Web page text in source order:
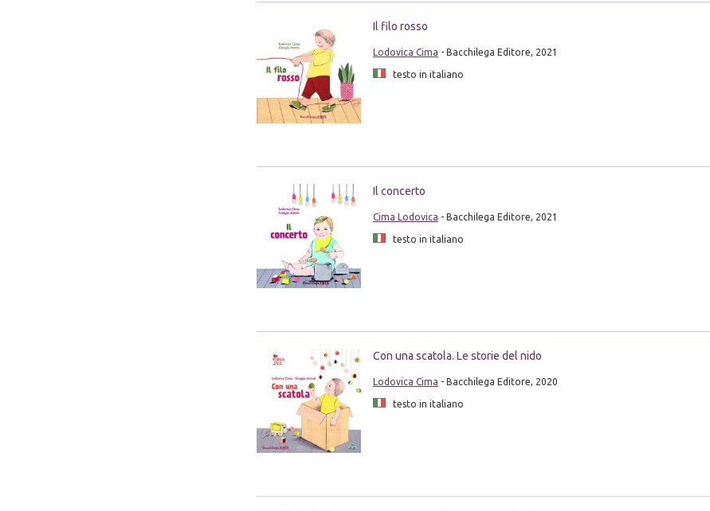
Il filo rosso
Lodovica Cima - Bacchilega Editore, 2021
testo in italiano
Il concerto
Cima Lodovica - Bacchilega Editore, 2021
testo in italiano
Con una scatola. Le storie del nido
Lodovica Cima - Bacchilega Editore, 2020
testo in italiano